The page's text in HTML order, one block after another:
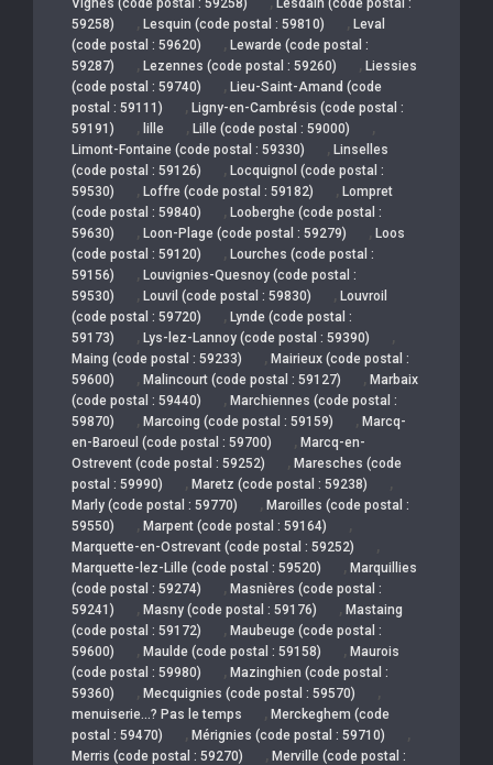
59258)
, Lesquin (code postal : 59810) , Leval
(code postal : 59620)
, Lewarde (code postal :
59287)
, Lezennes (code postal : 59260) , Liessies
(code postal : 59740)
, Lieu-Saint-Amand (code
postal : 59111)
, Ligny-en-Cambrésis (code postal :
59191)
, lille , Lille (code postal : 59000) ,
Limont-Fontaine (code postal : 59330) , Linselles
(code postal : 59126)
, Locquignol (code postal :
59530)
, Loffre (code postal : 59182) , Lompret
(code postal : 59840)
, Looberghe (code postal :
59630)
, Loon-Plage (code postal : 59279) , Loos
(code postal : 59120)
, Lourches (code postal :
59156)
, Louvignies-Quesnoy (code postal :
59530)
, Louvil (code postal : 59830) , Louvroil
(code postal : 59720)
, Lynde (code postal :
59173)
, Lys-lez-Lannoy (code postal : 59390) ,
Maing (code postal : 59233) , Mairieux (code postal :
59600)
, Malincourt (code postal : 59127) , Marbaix
(code postal : 59440)
, Marchiennes (code postal :
59870)
, Marcoing (code postal : 59159) , Marcq-
en-Baroeul (code postal : 59700)
, Marcq-en-
Ostrevent (code postal : 59252)
, Maresches (code
postal : 59990)
, Maretz (code postal : 59238) ,
Marly (code postal : 59770) , Maroilles (code postal :
59550)
, Marpent (code postal : 59164) ,
Marquette-en-Ostrevant (code postal : 59252) ,
Marquette-lez-Lille (code postal : 59520) , Marquillies
(code postal : 59274)
, Masnières (code postal :
59241)
, Masny (code postal : 59176) , Mastaing
(code postal : 59172)
, Maubeuge (code postal :
59600)
, Maulde (code postal : 59158) , Maurois
(code postal : 59980)
, Mazinghien (code postal :
59360)
, Mecquignies (code postal : 59570) ,
menuiserie…? Pas le temps , Merckeghem (code
postal : 59470)
, Mérignies (code postal : 59710) ,
Merris (code postal : 59270) , Merville (code postal :